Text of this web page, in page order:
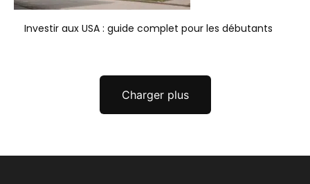
Investir aux USA : guide complet pour les débutants
Charger plus